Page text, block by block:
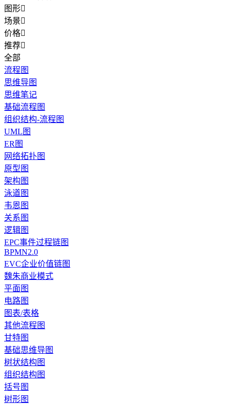
图形
场景
价格
推荐
全部
流程图
思维导图
思维笔记
基础流程图
组织结构-流程图
UML图
ER图
网络拓扑图
原型图
架构图
泳道图
韦恩图
关系图
逻辑图
EPC事件过程链图
BPMN2.0
EVC企业价值链图
魏朱商业模式
平面图
电路图
图表/表格
其他流程图
甘特图
基础思维导图
树状结构图
组织结构图
括号图
树形图